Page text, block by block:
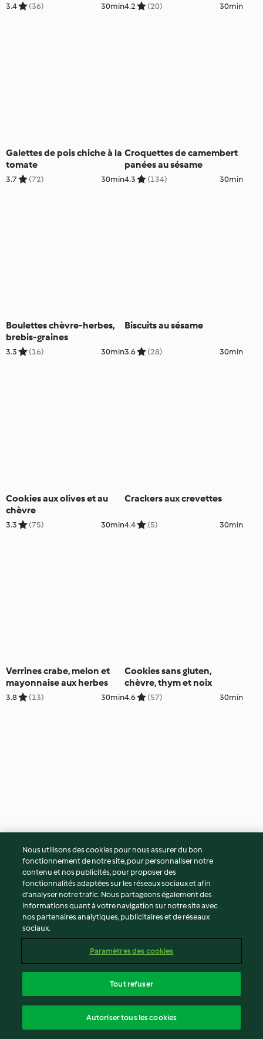
3.4 (36) 30min4.2 (20) 30min
Galettes de pois chiche à la
tomate
3.7 (72) 30min
Croquettes de camembert
panées au sésame
4.3 (134) 30min
Boulettes chèvre-herbes,
brebis-graines
3.3 (16) 30min
Biscuits au sésame
3.6 (28) 30min
Cookies aux olives et au
chèvre
3.3 (75) 30min
Crackers aux crevettes
4.4 (5) 30min
Verrines crabe, melon et
mayonnaise aux herbes
3.8 (13) 30min
Cookies sans gluten,
chèvre, thym et noix
4.6 (57) 30min
pruneaux
(47) 30min
tomates et pita grillés
2.5 (27)
Blinis d'asperges, dip de
jambon
Cannellonis de courgette et
saumon, sauce au curry
Nous utilisons des cookies pour nous assurer du bon
fonctionnement de notre site, pour personnaliser notre
contenu et nos publicités, pour proposer des
fonctionnalités adaptées sur les réseaux sociaux et afin
d’analyser notre trafic. Nous partageons également des
informations quant à votre navigation sur notre site avec
nos partenaires analytiques, publicitaires et de réseaux
sociaux.
Paramètres des cookies
Tout refuser
Autoriser tous les cookies